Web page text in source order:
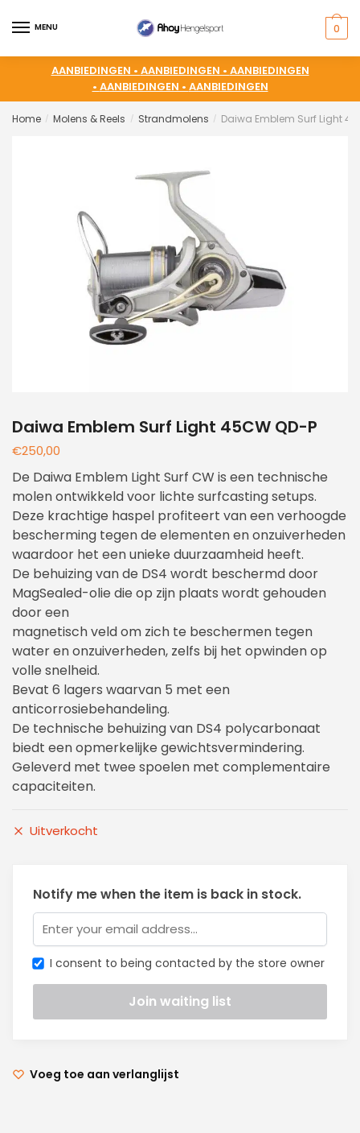
MENU 0
AANBIEDINGEN • AANBIEDINGEN • AANBIEDINGEN
• AANBIEDINGEN • AANBIEDINGEN
Home / Molens & Reels / Strandmolens / Daiwa Emblem Surf Light
Daiwa Emblem Surf Light 45CW QD-P
€250,00
De Daiwa Emblem Light Surf CW is een technische
molen ontwikkeld voor lichte surfcasting setups.
Deze krachtige haspel profiteert van een verhoogde
bescherming tegen de elementen en onzuiverheden
waardoor het een unieke duurzaamheid heeft.
De behuizing van de DS4 wordt beschermd door
MagSealed-olie die op zijn plaats wordt gehouden
door een
magnetisch veld om zich te beschermen tegen
water en onzuiverheden, zelfs bij het opwinden op
volle snelheid.
Bevat 6 lagers waarvan 5 met een
anticorrosiebehandeling.
De technische behuizing van DS4 polycarbonaat
biedt een opmerkelijke gewichtsvermindering.
Geleverd met twee spoelen met complementaire
capaciteiten.
Uitverkocht
Notify me when the item is back in stock.
I consent to being contacted by the store owner
Voeg toe aan verlanglijst